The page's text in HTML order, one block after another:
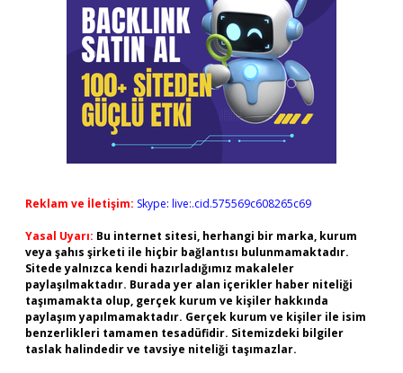
Reklam ve İletişim: Skype: live:.cid.575569c608265c69
Yasal Uyarı: Bu internet sitesi, herhangi bir marka, kurum
veya şahıs şirketi ile hiçbir bağlantısı bulunmamaktadır.
Sitede yalnızca kendi hazırladığımız makaleler
paylaşılmaktadır. Burada yer alan içerikler haber niteliği
taşımamakta olup, gerçek kurum ve kişiler hakkında
paylaşım yapılmamaktadır. Gerçek kurum ve kişiler ile isim
benzerlikleri tamamen tesadüfidir. Sitemizdeki bilgiler
taslak halindedir ve tavsiye niteliği taşımazlar.